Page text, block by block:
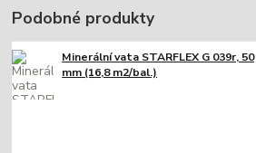
Podobné produkty
Minerální vata STARFLEX G 039r, 50
mm (16,8 m2/bal.)